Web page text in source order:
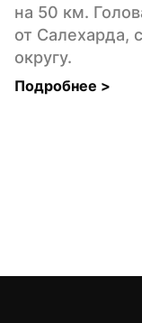
на 50 км.
от
округу.
Подробнее >